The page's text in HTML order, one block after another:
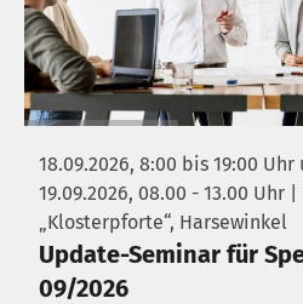
18.09.2026, 8:00 bis 19:00 Uhr
19.09.2026, 08.00 - 13.00 Uhr
„Klosterpforte“, Harsewinkel
Update-Seminar für
09/2026